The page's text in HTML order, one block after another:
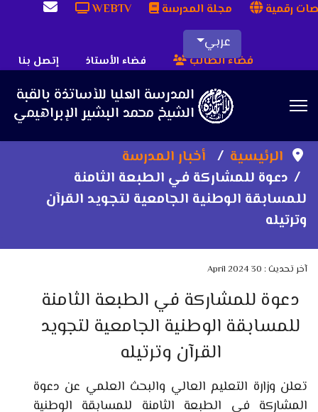
رقمية مجلة المدرسة WEBTV
عربي
إتصل بنا فضاء الأستاذ فضاء الطالب
الرئيسية
أخبار المدرسة
دعوة للمشاركة في الطبعة الثامنة
للمسابقة الوطنية الجامعية لتجويد القرآن
وترتيله
آخر تحديث : 30 April 2024
دعوة للمشاركة في الطبعة الثامنة
للمسابقة الوطنية الجامعية لتجويد
القرآن وترتيله
تعلن وزارة التعليم العالي والبحث العلمي عن دعوة
المشاركة في الطبعة الثامنة للمسابقة الوطنية